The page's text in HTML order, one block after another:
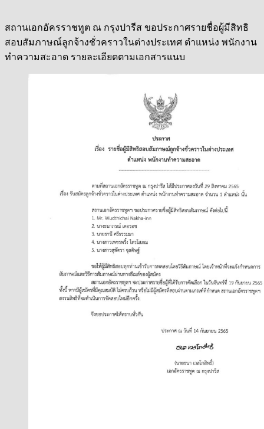
สถานเอกอัครราชทูต ณ กรุงปารีส ขอประกาศรายชื่อผู้มีสิทธิ
สอบสัมภาษณ์ลูกจ้างชั่วคราวในต่างประเทศ ตำแหน่ง พนักงาน
ทำความสะอาด รายละเอียดตามเอกสารแนบ